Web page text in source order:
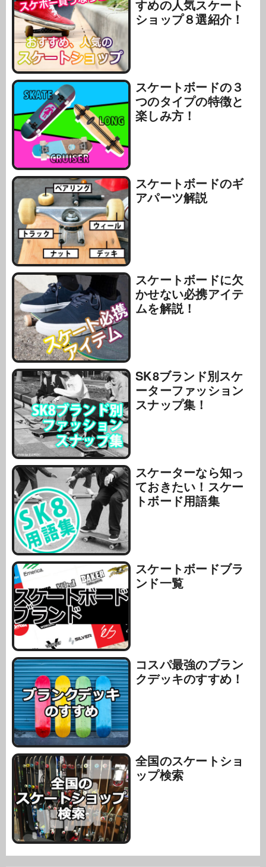
すめの人気スケート
ショップ８選紹介！
スケートボードの３
つのタイプの特徴と
楽しみ方！
スケートボードのギ
アパーツ解説
スケートボードに欠
かせない必携アイテ
ムを解説！
SK8ブランド別スケ
ーターファッション
スナップ集！
スケーターなら知っ
ておきたい！スケー
トボード用語集
スケートボードブラ
ンド一覧
コスパ最強のブラン
クデッキのすすめ！
全国のスケートショ
ップ検索